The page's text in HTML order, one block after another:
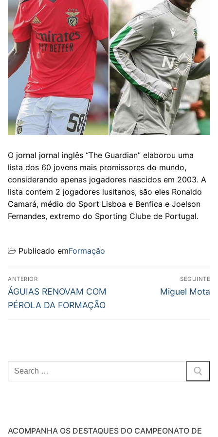
O jornal jornal inglês “The Guardian” elaborou uma
lista dos 60 jovens mais promissores do mundo,
considerando apenas jogadores nascidos em 2003. A
lista contem 2 jogadores lusitanos, são eles Ronaldo
Camará, médio do Sport Lisboa e Benfica e Joelson
Fernandes, extremo do Sporting Clube de Portugal.
Publicado emFormação
Navegação
de
artigos
ANTERIOR
Previous
post:
ÁGUIAS RENOVAM COM
PÉROLA DA FORMAÇÃO
SEGUINTE
Next
Miguel Mota
Pesquisar
ACOMPANHA OS DESTAQUES DO CAMPEONATO DE